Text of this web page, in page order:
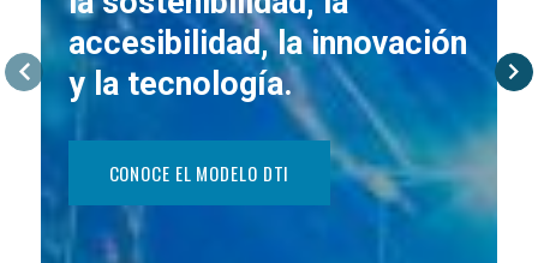
accesibilidad, la innovación
y la tecnología.
CONOCE EL MODELO DTI